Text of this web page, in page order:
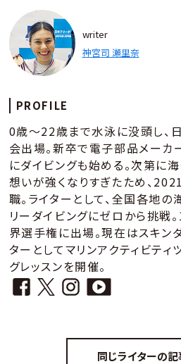
writer
神宮司 瀬里奈
PROFILE
0歳～22歳まで水泳に没頭し、
会出場。新卒で電子部品メーカ
にダイビングも始める。次第に
想いが強くなりすぎたため、
職。ライターとして、全国各地の
リーダイビングにゼロから挑戦
界選手権に出場。現在はスキン
ターとしてマリンアクティビテ
グレッスンを開催。
同じライターの